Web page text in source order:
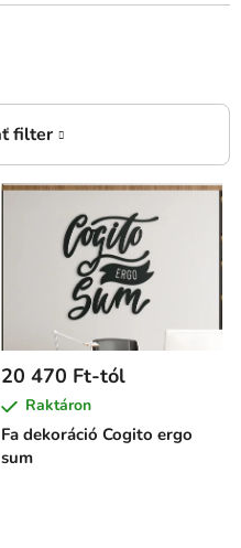
Fa dekoráció Cogito ergo
sum
20 470 Ft-tól
Raktáron